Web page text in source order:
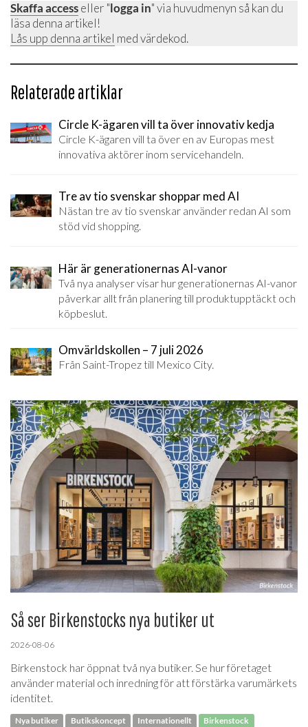
Skaffa accesseller "logga in" via huvudmenyn så kan du
läsa denna artikel!
Lås upp denna artikel med värdekod.
Relaterade artiklar
Circle K-ägaren vill ta över innovativ kedja
Circle K-ägaren vill ta över en av Europas mest
innovativa aktörer inom servicehandeln.
Tre av tio svenskar shoppar med AI
Nästan tre av tio svenskar använder redan AI som
stöd vid shopping.
Här är generationernas AI-vanor
Två nya analyser visar hur generationernas AI-vanor
påverkar allt från planering till produktupptäckt och
köpbeslut.
Omvärldskollen – 7 juli 2026
Från Saint-Tropez till Mexico City.
Så ser Birkenstocks nya butiker ut
2026-08-06
Birkenstock har öppnat två nya butiker. Se hur företaget
använder material och inredning för att förstärka varumärkets
identitet.
Nya butiker Butikskoncept Internationellt Birkenstock